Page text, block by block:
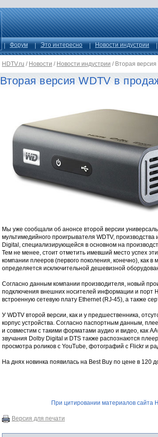
Форум Это интересно Новости индустрии
HDTV.ru / Новости / Новости индустрии / Вторая
Вторая версия WDTV в
Мы уже сообщали об анонсе второй версии
мультимедийного проигрывателя WDTV, производства
Digital, специализирующейся в основном на
Тем не менее, стоит отметить имевший место успех
компании плееров (первого поколения, конечно), как в
определяется исключительной дешевизной
Согласно данным компании производителя, новый
подключения внешних носителей информации и порт
встроенную сетевую плату Ethernet (RJ-45), а также
У WDTV второй версии, как и у предшественника,
корпус устройства. Согласно паспортным данным,
и совместим с такими форматами аудио и видео, как
звучания Dolby Digital и DTS также распознаются
просмотра роликов с YouTube, фотографий с Flickr и
На днях новинка появилась на Best Buy по цене в 120
При цитировании материалов сайта
Версия для печати